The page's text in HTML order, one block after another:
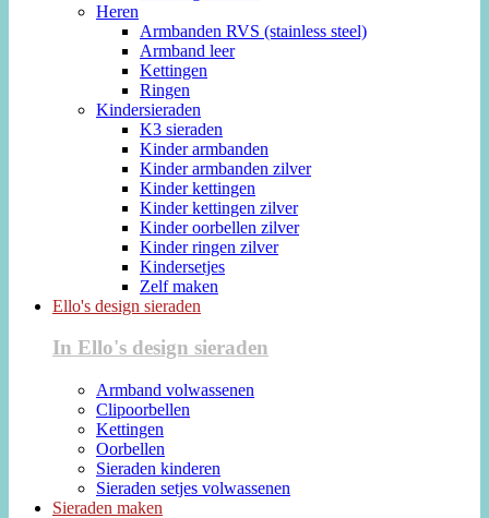
Heren
Armbanden RVS (stainless steel)
Armband leer
Kettingen
Ringen
Kindersieraden
K3 sieraden
Kinder armbanden
Kinder armbanden zilver
Kinder kettingen
Kinder kettingen zilver
Kinder oorbellen zilver
Kinder ringen zilver
Kindersetjes
Zelf maken
Ello's design sieraden
In Ello's design sieraden
Armband volwassenen
Clipoorbellen
Kettingen
Oorbellen
Sieraden kinderen
Sieraden setjes volwassenen
Sieraden maken